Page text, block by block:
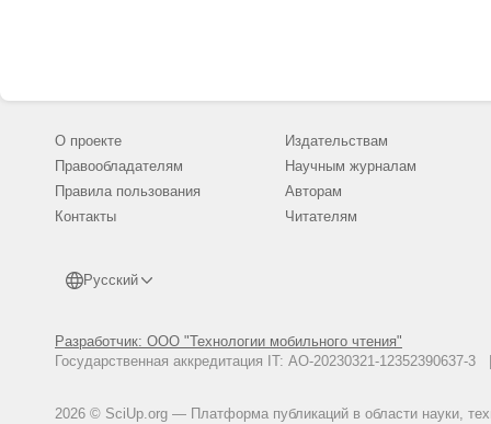
О проекте
Правообладателям
Правила пользования
Контакты
Русский
Разработчик: ООО "Технологии мобильного чтения"
Государственная аккредитация IT: АО-20230321-
2026 © SciUp.org — Платформа публикаций в области науки,
Издательствам
Научным журналам
Авторам
Читателям